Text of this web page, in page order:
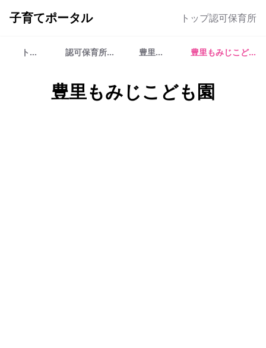
子育てポータル トップ認可保育所
トップ 認可保育所一覧 豊里地区 豊里もみじこども園
豊里もみじこども園